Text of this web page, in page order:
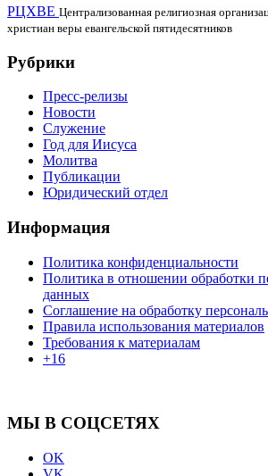
РЦХВЕ Централизованная религиозная
христиан веры евангельской пятидесятников
Рубрики
Пресс-релизы
Новости
Служение
Год для Иисуса
Молитва
Публикации
Юридический отдел
Информация
Политика конфиденциальности
Политика в отношении обработки
данных
Соглашение на обработку
Правила использования материалов
Требования к материалам
+16
МЫ В СОЦСЕТЯХ
OK